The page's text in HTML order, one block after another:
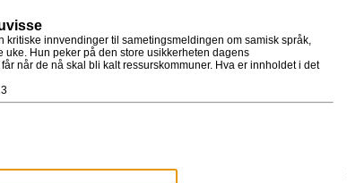
kritiske innvendinger til sametingsmeldingen om samisk språk,
uke. Hun peker på den store usikkerheten dagens
når de nå skal bli kalt ressurskommuner. Hva er innholdet i det